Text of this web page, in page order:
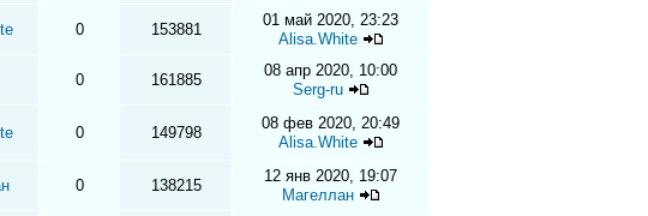
0 153881
01 май 2020, 23:23
Alisa.White
0 161885
08 апр 2020, 10:00
Serg-ru
0 149798
08 фев 2020, 20:49
Alisa.White
0 138215
12 янв 2020, 19:07
Магеллан